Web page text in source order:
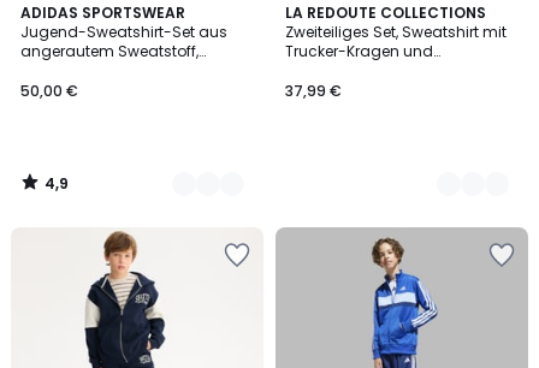
ADIDAS SPORTSWEAR
Jugend-Sweatshirt-Set aus
angerautem Sweatstoff,
50,00 €
4,9
/ 5
2
Farben
4,9
/
LA REDOUTE COLLECTIONS
Zweiteiliges Set, Sweatshirt mit
Trucker-Kragen und
37,99 €
2
Farben